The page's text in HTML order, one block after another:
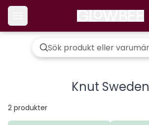
Knut Sweden
2 produkter